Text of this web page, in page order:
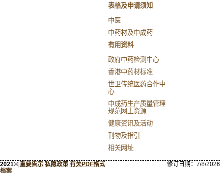
表格及申请须知
中医
中药材及中成药
有用资料
政府中药检测中心
香港中药材标准
世卫传统医药合作中
心
中成药生产质量管理
规范网上资源
健康资讯及活动
刊物及指引
相关网址
2021©|重要告示|私隐政策|有关PDF格式
档案
修订日期： 7/8/2026